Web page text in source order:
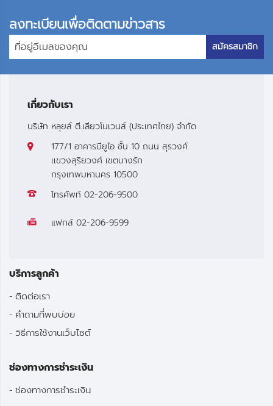
ลงทะเบียนเพื่อติดตามข่าวสาร
สมัครสมาชิก
เกี่ยวกับเรา
บริษัท หลุยส์ ตี.เลียวโนเวนส์ (ประเทศไทย) จำกัด
177/1 อาคารบียูไอ ชั้น 10 ถนน สุรวงศ์
เเขวงสุริยวงศ์ เขตบางรัก
กรุงเทพมหานคร 10500
โทรศัพท์ 02-206-9500
แฟกส์ 02-206-9599
บริการลูกค้า
ติดต่อเรา
คำถามที่พบบ่อย
วิธีการใช้งานเว็บไซต์
ช่องทางการชำระเงิน
ช่องทางการชำระเงิน